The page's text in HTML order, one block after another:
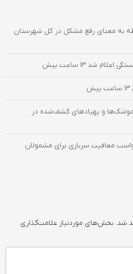
ولتاژ در ۱۸ نقطه به معنای رفع مشکل در کل شهرستان
اعلام شد 13 ساعت پیش
13 ساعت پیش
موشک‌ها و پهپادهای کشف‌شده در
معافیت سربازی برای مشمولان
شد. بخش‌های موردنیاز علامت‌گذاری